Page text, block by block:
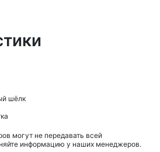
могут не передавать всей
информацию у наших менеджеров.